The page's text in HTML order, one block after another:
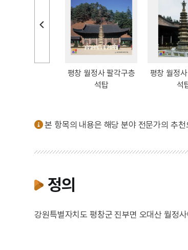
평창 월정사 팔각구층
석탑
평창 월정
석
본 항목의 내용은 해당 분야 전문가의 추
정의
강원특별자치도 평창군 진부면 오대산 월정